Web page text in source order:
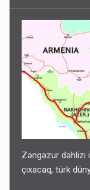
Zəngəzur dəhlizi
çıxacaq, türk